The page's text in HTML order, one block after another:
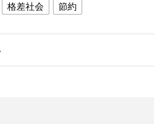
格差社会 節約